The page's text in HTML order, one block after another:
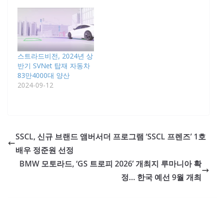
스트라드비전, 2024년 상
반기 SVNet 탑재 자동차
83만4000대 양산
2024-09-12
SSCL, 신규 브랜드 앰버서더 프로그램 ‘SSCL 프렌즈’ 1호
배우 정준원 선정
BMW 모토라드, ‘GS 트로피 2026’ 개최지 루마니아 확
정… 한국 예선 9월 개최